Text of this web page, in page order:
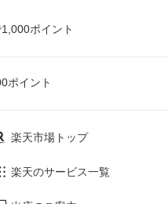
ポイント
ポイント
楽天市場トップ
楽天のサービス一覧